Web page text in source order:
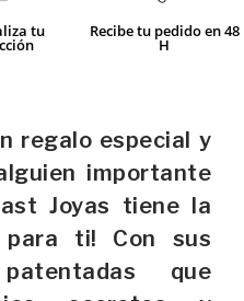
tu Recibe tu pedido en 48
H
regalo especial y
importante
Joyas tiene la
para ti! Con sus
que